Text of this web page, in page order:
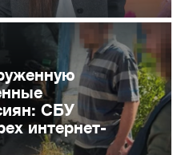
СБУ
интернет-